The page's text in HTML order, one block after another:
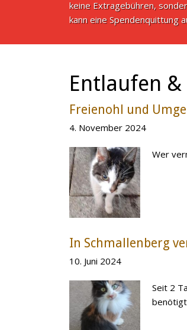
keine Extragebühren,
kann eine Spendenquittung
Entlaufen
Freienohl und
4. November 2024
Wer
In Schmallenberg
10. Juni 2024
Seit 2